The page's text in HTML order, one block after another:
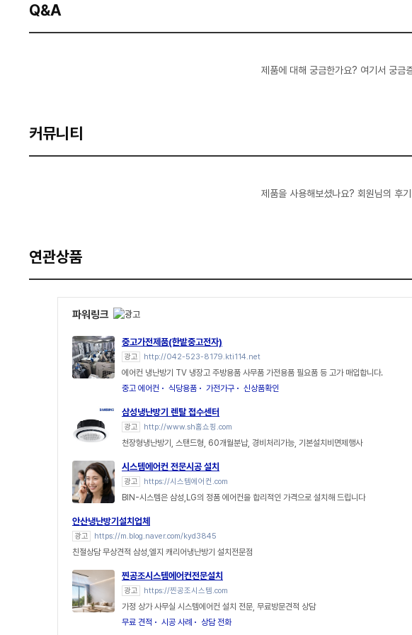
Q&A
제품에 대해 궁금한가요? 여기서 궁금
커뮤니티
제품을 사용해보셨나요? 회원님의 후
연관상품
파워링크
중고가전제품(한밭중고전자)
광고 http://042-523-8179.kti114.net
에어컨 냉난방기 TV 냉장고 주방용품 사무품 가전용품 필요품 등 고가 매입합니다.
중고 에어컨
식당용품 가전가구 신상품확인
삼성냉난방기 렌탈 접수센터
광고 http://www.sh홈쇼핑.com
천장형냉난방기, 스탠드형, 60개월분납, 경비처리가능, 기본설치비면제행사
시스템에어컨 전문시공 설치
광고 https://시스템에어컨.com
BIN-시스템은 삼성,LG의 정품 에어컨을 합리적인 가격으로 설치해 드립니다
안산냉난방기설치업체
광고 https://m.blog.naver.com/kyd3845
친절상담 무상견적 삼성,엘지 캐리어냉난방기 설치전문점
찐공조시스템에어컨전문설치
광고 https://찐공조시스템.com
가정 상가 사무실 시스템에어컨 설치 전문, 무료방문견적 상담
무료 견적
시공 사례 상담 전화